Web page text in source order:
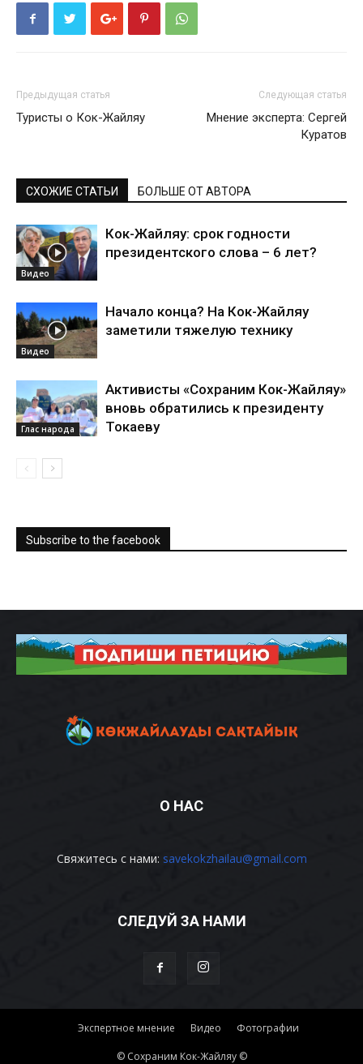
Предыдущая статья
Туристы о Кок-Жайляу
Следующая статья
Мнение эксперта: Сергей
Куратов
СХОЖИЕ СТАТЬИ БОЛЬШЕ ОТ АВТОРА
Видео
Кок-Жайляу: срок годности
президентского слова – 6 лет?
Видео
Начало конца? На Кок-Жайляу
заметили тяжелую технику
Глас народа
Активисты «Сохраним Кок-Жайляу»
вновь обратились к президенту
Токаеву
Subscribe to the facebook
О НАС
Свяжитесь с нами: savekokzhailau@gmail.com
СЛЕДУЙ ЗА НАМИ
Экспертное мнение Видео Фотографии
© Сохраним Кок-Жайляу ©